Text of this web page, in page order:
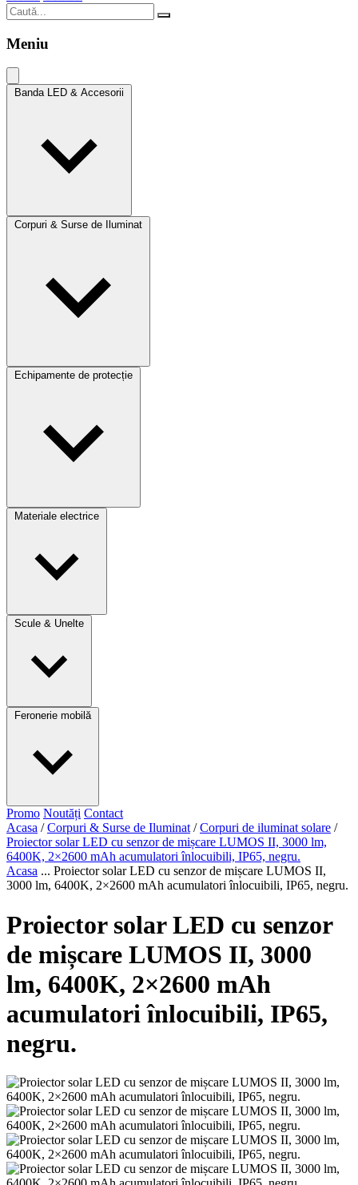
Meniu
Banda LED & Accesorii
Corpuri & Surse de Iluminat
Echipamente de protecție
Materiale electrice
Scule & Unelte
Feronerie mobilă
Promo Noutăți Contact
Acasa / Corpuri & Surse de Iluminat / Corpuri de iluminat solare /
Proiector solar LED cu senzor de mișcare LUMOS II, 3000 lm,
6400K, 2×2600 mAh acumulatori înlocuibili, IP65, negru.
Acasa ... Proiector solar LED cu senzor de mișcare LUMOS II,
3000 lm, 6400K, 2×2600 mAh acumulatori înlocuibili, IP65, negru.
Proiector solar LED cu senzor
de mișcare LUMOS II, 3000
lm, 6400K, 2×2600 mAh
acumulatori înlocuibili, IP65,
negru.